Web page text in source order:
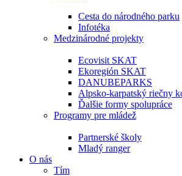
Cesta do národného parku
Infotéka
Medzinárodné projekty
Ecovisit SKAT
Ekoregión SKAT
DANUBEPARKS
Alpsko-karpatský riečny
Ďalšie formy spolupráce
Programy pre mládež
Partnerské školy
Mladý ranger
O nás
Tím